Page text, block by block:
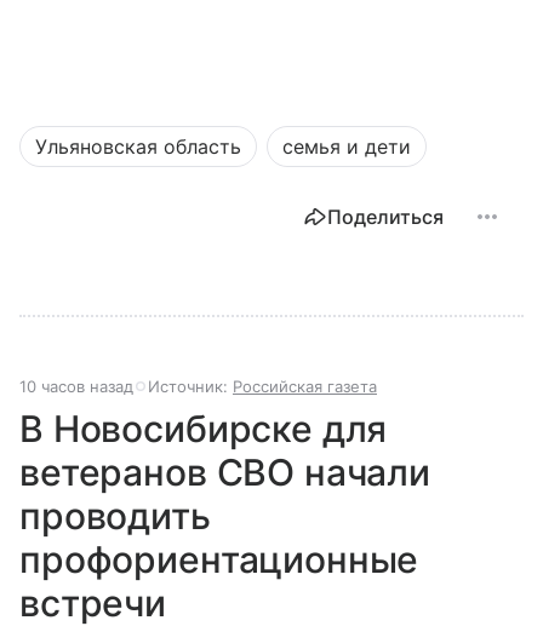
Ульяновская область семья и дети
Поделиться
10 часов назад Источник: Российская газета
В Новосибирске для
ветеранов СВО начали
проводить
профориентационные
встречи